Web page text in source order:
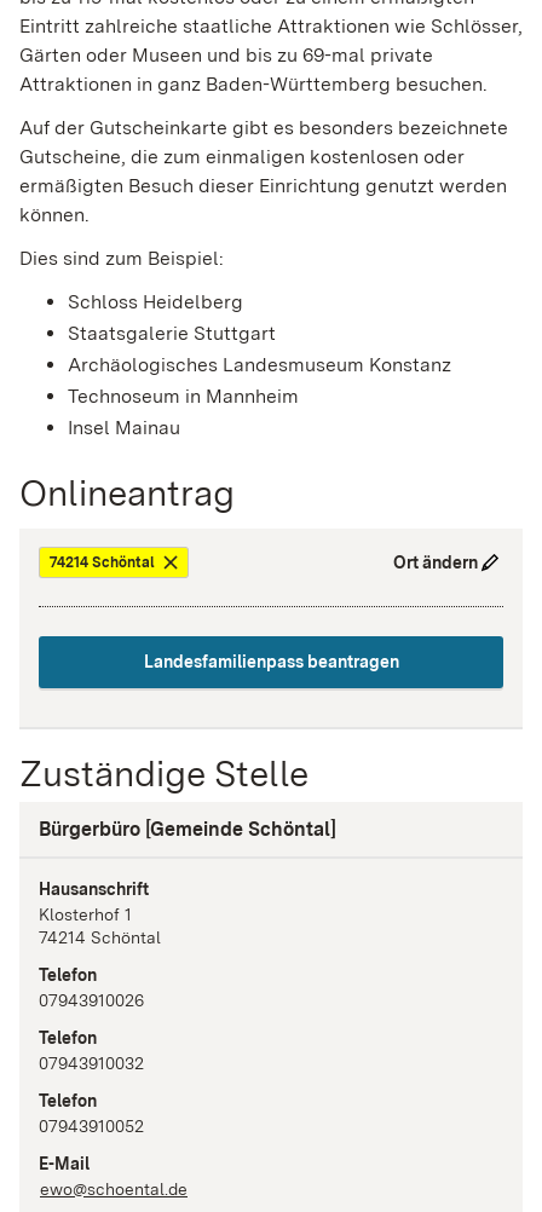
Eintritt zahlreiche staatliche Attraktionen wie Schlösser,
Gärten oder Museen und bis zu 69-mal private
Attraktionen in ganz Baden-Württemberg besuchen.
Auf der Gutscheinkarte gibt es besonders bezeichnete
Gutscheine, die zum einmaligen kostenlosen oder
ermäßigten Besuch dieser Einrichtung genutzt werden
können.
Dies sind zum Beispiel:
Schloss Heidelberg
Staatsgalerie Stuttgart
Archäologisches Landesmuseum Konstanz
Technoseum in Mannheim
Insel Mainau
Onlineantrag
74214 Schöntal Ort ändern
Landesfamilienpass beantragen
Zuständige Stelle
Bürgerbüro [Gemeinde Schöntal]
Hausanschrift
Klosterhof 1
74214 Schöntal
Telefon
07943910026
Telefon
07943910032
Telefon
07943910052
E-Mail
ewo@schoental.de